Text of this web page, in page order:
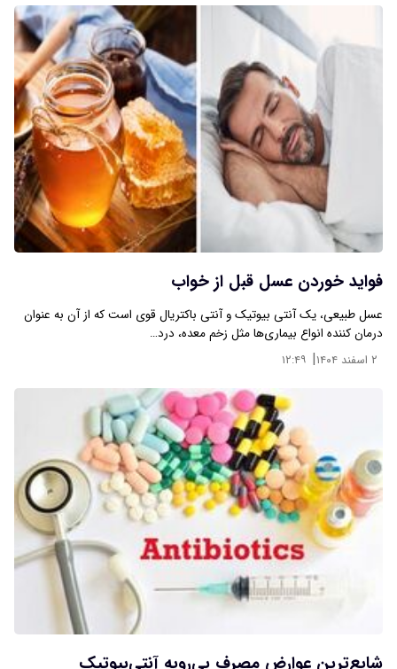
فواید خوردن عسل قبل از خواب
عسل طبیعی، یک آنتی بیوتیک و آنتی باکتریال قوی است که از آن به عنوان
درمان کننده انواع بیماری‌ها مثل زخم معده، درد…
۲ اسفند ۱۴۰۴ | ۱۲:۴۹